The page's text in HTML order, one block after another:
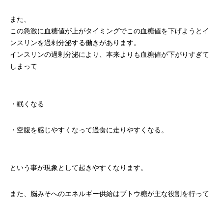
また、
この急激に血糖値が上がタイミングでこの血糖値を下げようとイ
ンスリンを過剰分泌する働きがあります。
インスリンの過剰分泌により、本来よりも血糖値が下がりすぎて
しまって
・眠くなる
・空腹を感じやすくなって過食に走りやすくなる。
という事が現象として起きやすくなります。
また、脳みそへのエネルギー供給はブトウ糖が主な役割を行って